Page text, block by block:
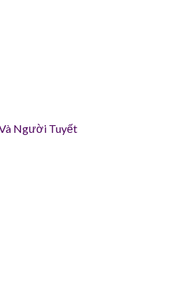
Người Tuyết